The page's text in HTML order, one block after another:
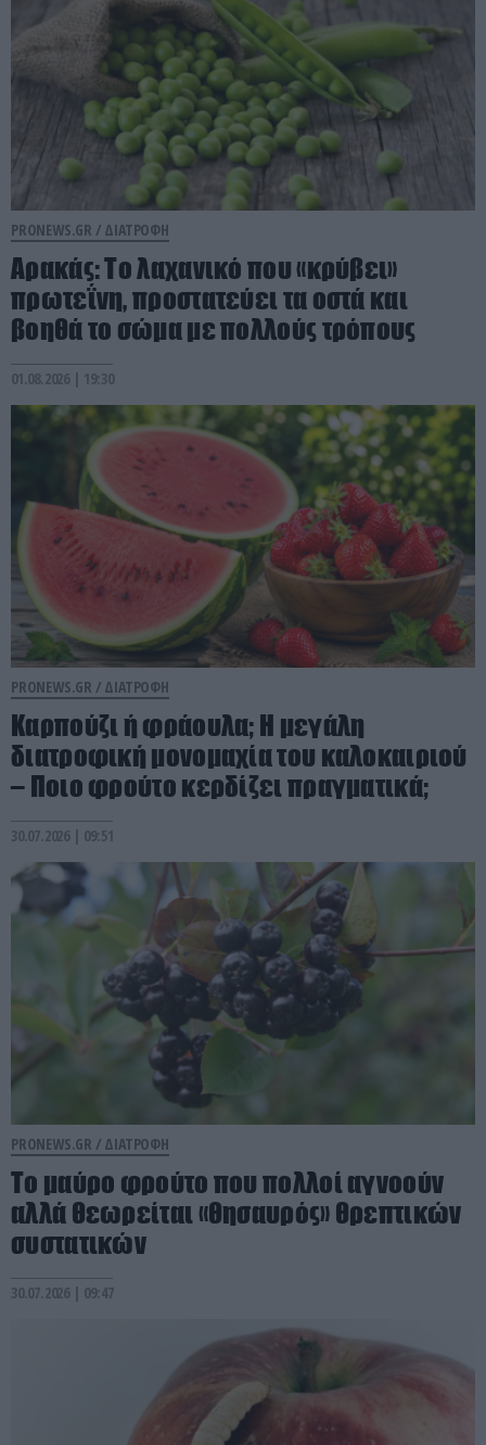
PRONEWS.GR / ΔΙΑΤΡΟΦΗ
Αρακάς: Το λαχανικό που «κρύβει»
πρωτεΐνη, προστατεύει τα οστά και
βοηθά το σώμα με πολλούς τρόπους
01.08.2026 | 19:30
PRONEWS.GR / ΔΙΑΤΡΟΦΗ
Καρπούζι ή φράουλα; Η μεγάλη
διατροφική μονομαχία του καλοκαιριού
– Ποιο φρούτο κερδίζει πραγματικά;
30.07.2026 | 09:51
PRONEWS.GR / ΔΙΑΤΡΟΦΗ
Το μαύρο φρούτο που πολλοί αγνοούν
αλλά θεωρείται «θησαυρός» θρεπτικών
συστατικών
30.07.2026 | 09:47